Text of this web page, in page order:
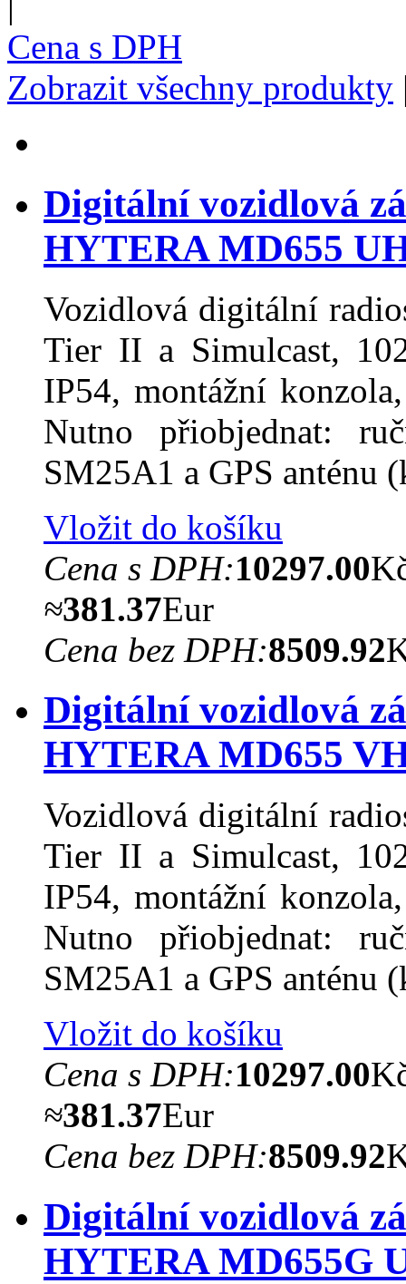
Cena s DPH
Zobrazit všechny produkty
Digitální vozidlová
HYTERA MD655
Vozidlová digitální
Tier II a Simulcast,
IP54, montážní
Nutno přiobjednat:
SM25A1 a GPS anténu
Vložit do košíku
Cena s DPH:10297.00
≈381.37Eur
Cena bez DPH:8509.92
Digitální vozidlová
HYTERA MD655
Vozidlová digitální
Tier II a Simulcast,
IP54, montážní
Nutno přiobjednat:
SM25A1 a GPS anténu
Vložit do košíku
Cena s DPH:10297.00
≈381.37Eur
Cena bez DPH:8509.92
Digitální vozidlová
HYTERA MD655G